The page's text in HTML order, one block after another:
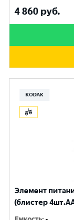
4 860 руб.
KODAK
Элемент
(блистер